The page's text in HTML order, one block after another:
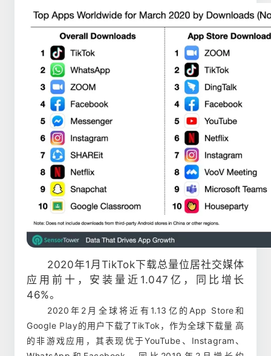
2020年1月TikTok下载总量位居社交媒体
应用前十，安装量近1.047亿，同比增长
46%。
2020年2月全球将近有1.13亿的App Store和
Google Play的用户下载了TikTok，作为全球下载量 高
的非游戏应用，其表现优于YouTube、Instagram、